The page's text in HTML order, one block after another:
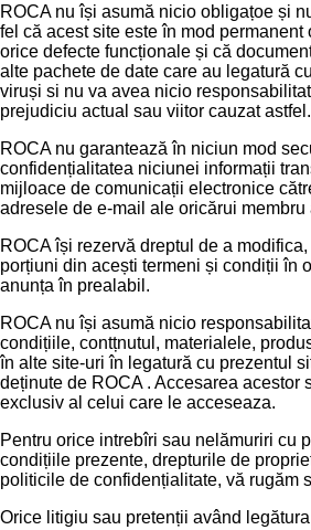
ROCA nu își asumă nicio obligațoe și
fel că acest site este în mod
orice defecte funcționale și că
alte pachete de date care au legatură
viruși si nu va avea nicio
prejudiciu actual sau viitor cauzat astfel.
ROCA nu garantează în niciun mod
confidențialitatea niciunei informații
mijloace de comunicații electronice
adresele de e-mail ale oricărui
ROCA își rezervă dreptul de a
porțiuni din acești termeni și condiții în
anunța în prealabil.
ROCA nu își asumă nicio
condițiile, contțnutul, materialele,
în alte site-uri în legatură cu prezentul
deținute de ROCA . Accesarea acestor
exclusiv al celui care le acceseaza.
Pentru orice intrebîri sau nelămuriri cu
condițiile prezente, drepturile de
politicile de confidențialitate, vă rugăm
Orice litigiu sau pretenții având